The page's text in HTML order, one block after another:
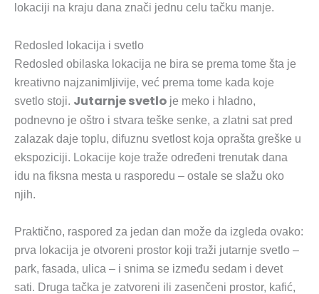
lokaciji na kraju dana znači jednu celu tačku manje.
Redosled lokacija i svetlo
Redosled obilaska lokacija ne bira se prema tome šta je
kreativno najzanimljivije, već prema tome kada koje
svetlo stoji. Jutarnje svetlo je meko i hladno,
podnevno je oštro i stvara teške senke, a zlatni sat pred
zalazak daje toplu, difuznu svetlost koja oprašta greške u
ekspoziciji. Lokacije koje traže određeni trenutak dana
idu na fiksna mesta u rasporedu – ostale se slažu oko
njih.
Praktično, raspored za jedan dan može da izgleda ovako:
prva lokacija je otvoreni prostor koji traži jutarnje svetlo –
park, fasada, ulica – i snima se između sedam i devet
sati. Druga tačka je zatvoreni ili zasenčeni prostor, kafić,